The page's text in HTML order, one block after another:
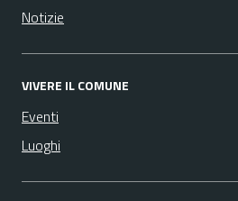
Notizie
VIVERE IL COMUNE
Eventi
Luoghi